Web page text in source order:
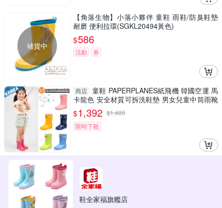
補貨中
【角落生物】小落小夥伴 童鞋 雨鞋/防臭鞋墊
耐磨 便利拉環(SGKL20494黃色)
$586
活動 券
商店 童鞋 PAPERPLANES紙飛機 韓國空運 馬
卡龍色 安全材質可拆洗鞋墊 男女兒童中筒雨靴
【B7907764】
$1,392 $1,480
限時下殺
鞋全家福旗艦店